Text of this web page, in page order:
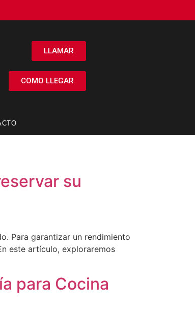
LLAMAR
COMO LLEGAR
su
Para garantizar un rendimiento
este artículo, exploraremos
para Cocina